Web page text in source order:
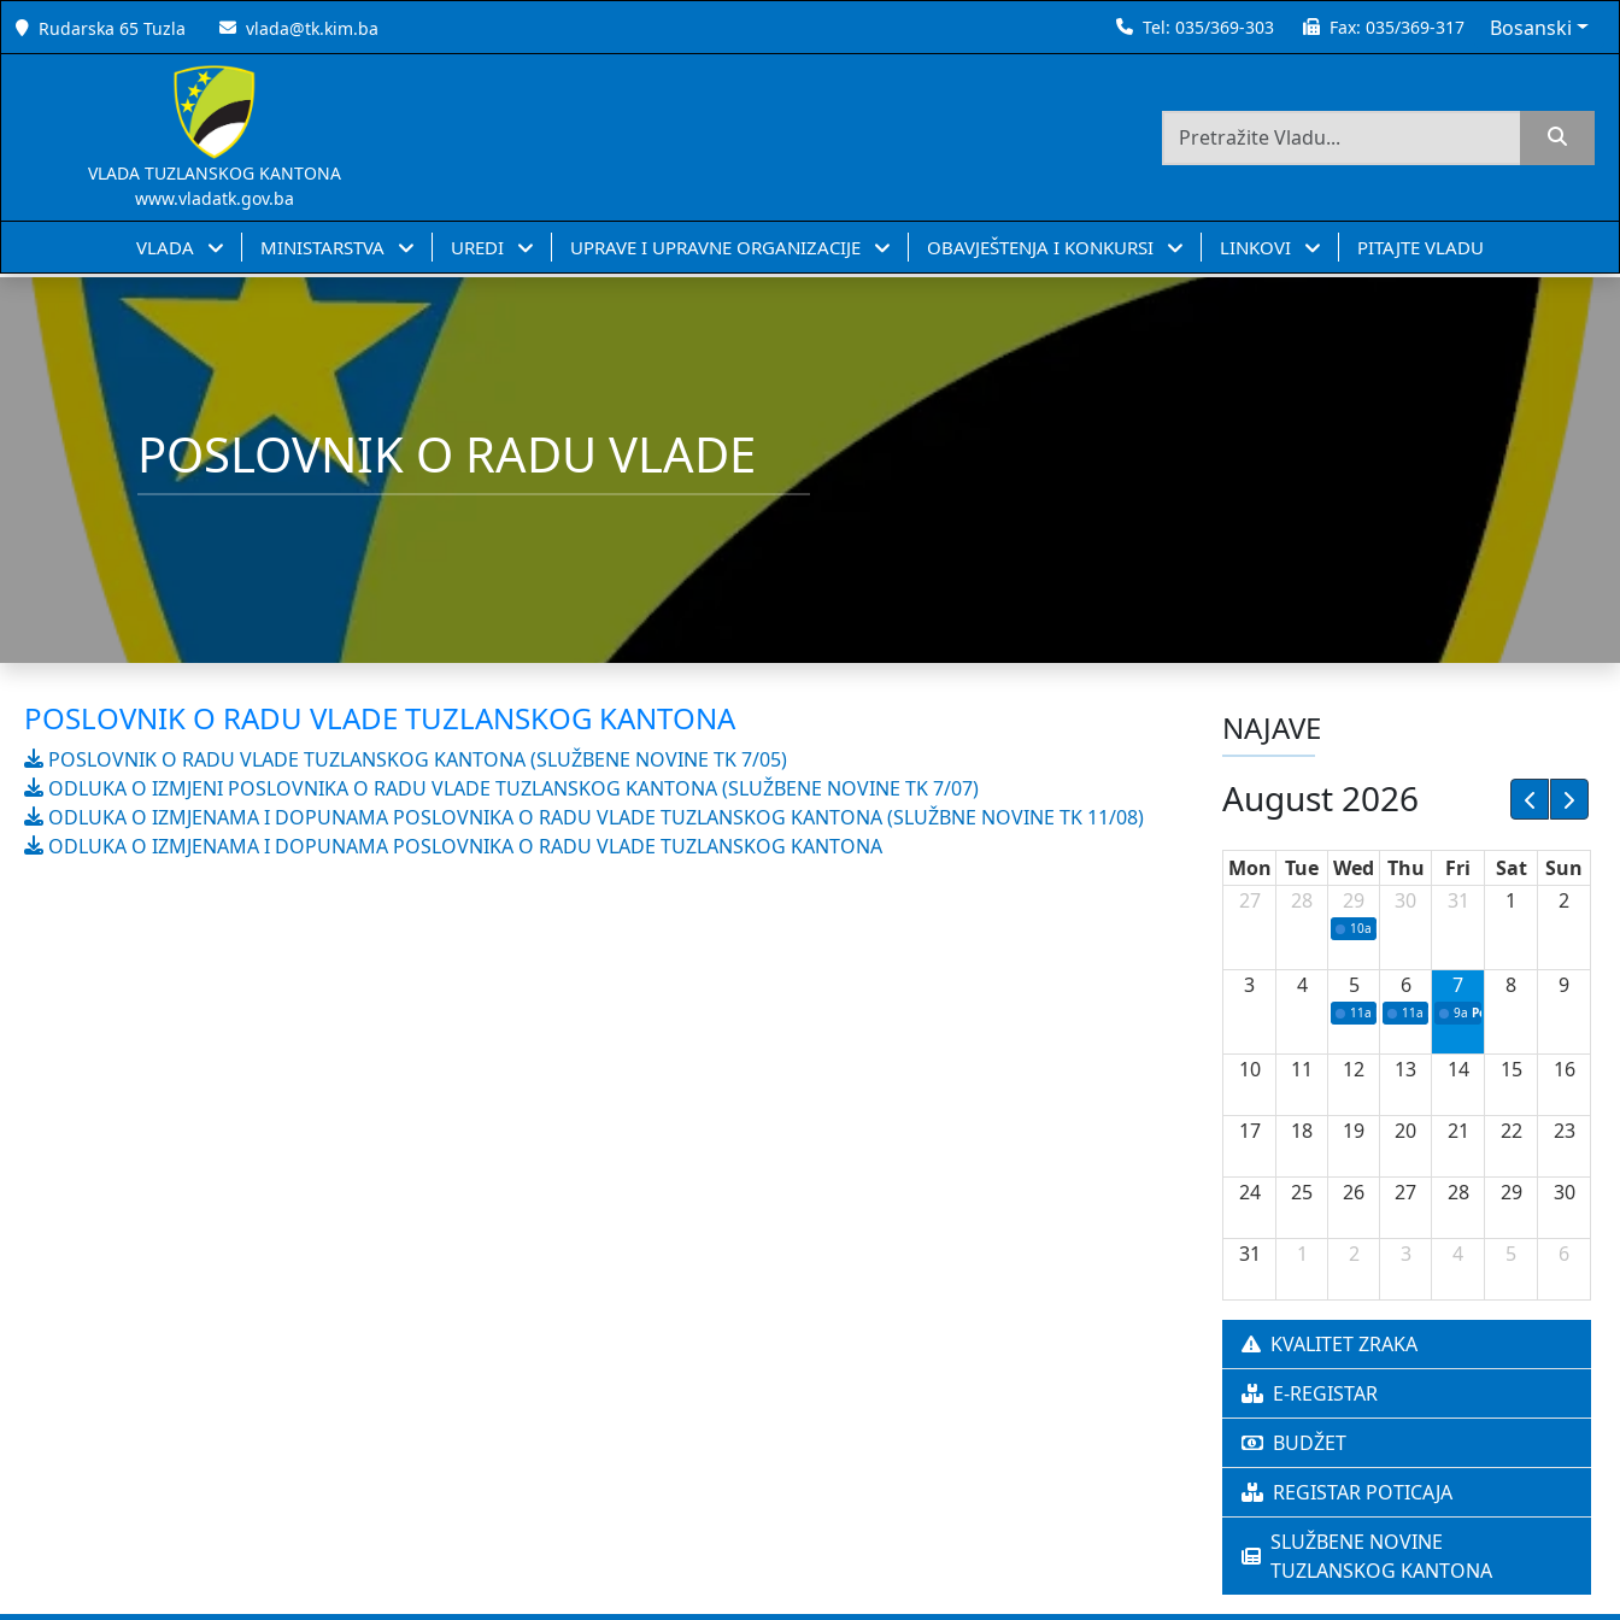
Rudarska 65 Tuzla vlada@tk.kim.ba Tel:035/369-303 Fax:035/369-317 Bosanski
VLADA TUZLANSKOG KANTONA
www.vladatk.gov.ba
VLADA MINISTARSTVA UREDI UPRAVE I UPRAVNE ORGANIZACIJE OBAVJEŠTENJA I KONKURSI LINKOVI PITAJTE VLADU
POSLOVNIK O RADU VLADE
POSLOVNIK O RADU VLADE TUZLANSKOG KANTONA
POSLOVNIK O RADU VLADE TUZLANSKOG KANTONA (SLUŽBENE NOVINE TK 7/05)
ODLUKA O IZMJENI POSLOVNIKA O RADU VLADE TUZLANSKOG KANTONA (SLUŽBENE NOVINE TK 7/07)
ODLUKA O IZMJENAMA I DOPUNAMA POSLOVNIKA O RADU VLADE TUZLANSKOG KANTONA (SLUŽBNE NOVINE TK 11/08)
ODLUKA O IZMJENAMA I DOPUNAMA POSLOVNIKA O RADU VLADE TUZLANSKOG KANTONA
NAJAVE
August 2026
Mon Tue Wed Thu Fri Sat
Sun
27
28 29
10a Potpisivanje ugovora sa neprofitnim
30 31 1 2
3 4 5
11a Potpisivanje ugovora o stipendijama
6
11a Podrška razvoju vodne
7
9a Početak izgradnje nove
8 9
10 11 12 13 14 15 16
17 18 19 20 21 22 23
24 25 26 27 28 29 30
31 1 2 3 4 5 6
KVALITET ZRAKA
E-REGISTAR
BUDŽET
REGISTAR POTICAJA
SLUŽBENE NOVINE
TUZLANSKOG KANTONA